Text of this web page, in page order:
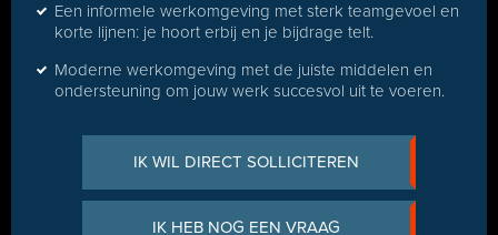
Een informele werkomgeving met sterk teamgevoel en
korte lijnen: je hoort erbij en je bijdrage telt.
Moderne werkomgeving met de juiste middelen en
ondersteuning om jouw werk succesvol uit te voeren.
IK WIL DIRECT SOLLICITEREN
IK HEB NOG EEN VRAAG